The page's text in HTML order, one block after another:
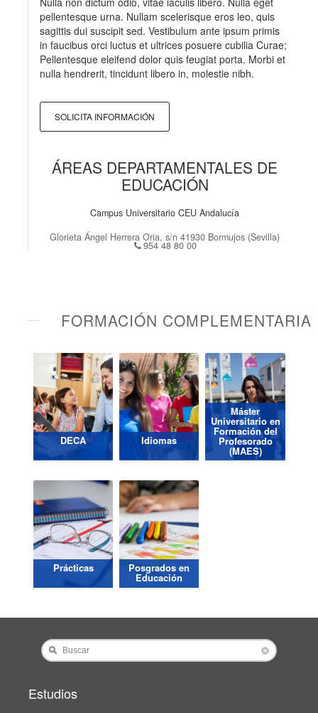
pellentesque urna. Nullam scelerisque eros leo, quis
sagittis dui suscipit sed. Vestibulum ante ipsum primis
in faucibus orci luctus et ultrices posuere cubilia Curae;
Pellentesque eleifend dolor quis feugiat porta. Morbi et
nulla hendrerit, tincidunt libero in, molestie nibh.
SOLICITA INFORMACIÓN
ÁREAS DEPARTAMENTALES DE
EDUCACIÓN
Campus Universitario CEU Andalucía
Glorieta Ángel Herrera Oria, s/n 41930 Bormujos (Sevilla)
954 48 80 00
FORMACIÓN COMPLEMENTARIA
DECA Idiomas
Máster
Universitario en
Formación del
Profesorado
(MAES)
Prácticas Posgrados en
Educación
Buscar
Estudios